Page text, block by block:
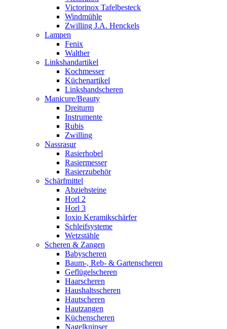
Victorinox Tafelbesteck
Windmühle
Zwilling J.A. Henckels
Lampen
Fenix
Walther
Linkshandartikel
Kochmesser
Küchenartikel
Linkshandscheren
Manicure/Beauty
Dreiturm
Instrumente
Rubis
Zwilling
Nassrasur
Rasierhobel
Rasiermesser
Rasierzubehör
Schärfmittel
Abziehsteine
Horl 2
Horl 3
Ioxio Keramikschärfer
Schleifsysteme
Wetzstähle
Scheren & Zangen
Babyscheren
Baum-, Reb- & Gartenscheren
Geflügelscheren
Haarscheren
Haushaltsscheren
Hautscheren
Hautzangen
Küchenscheren
Nagelknipser